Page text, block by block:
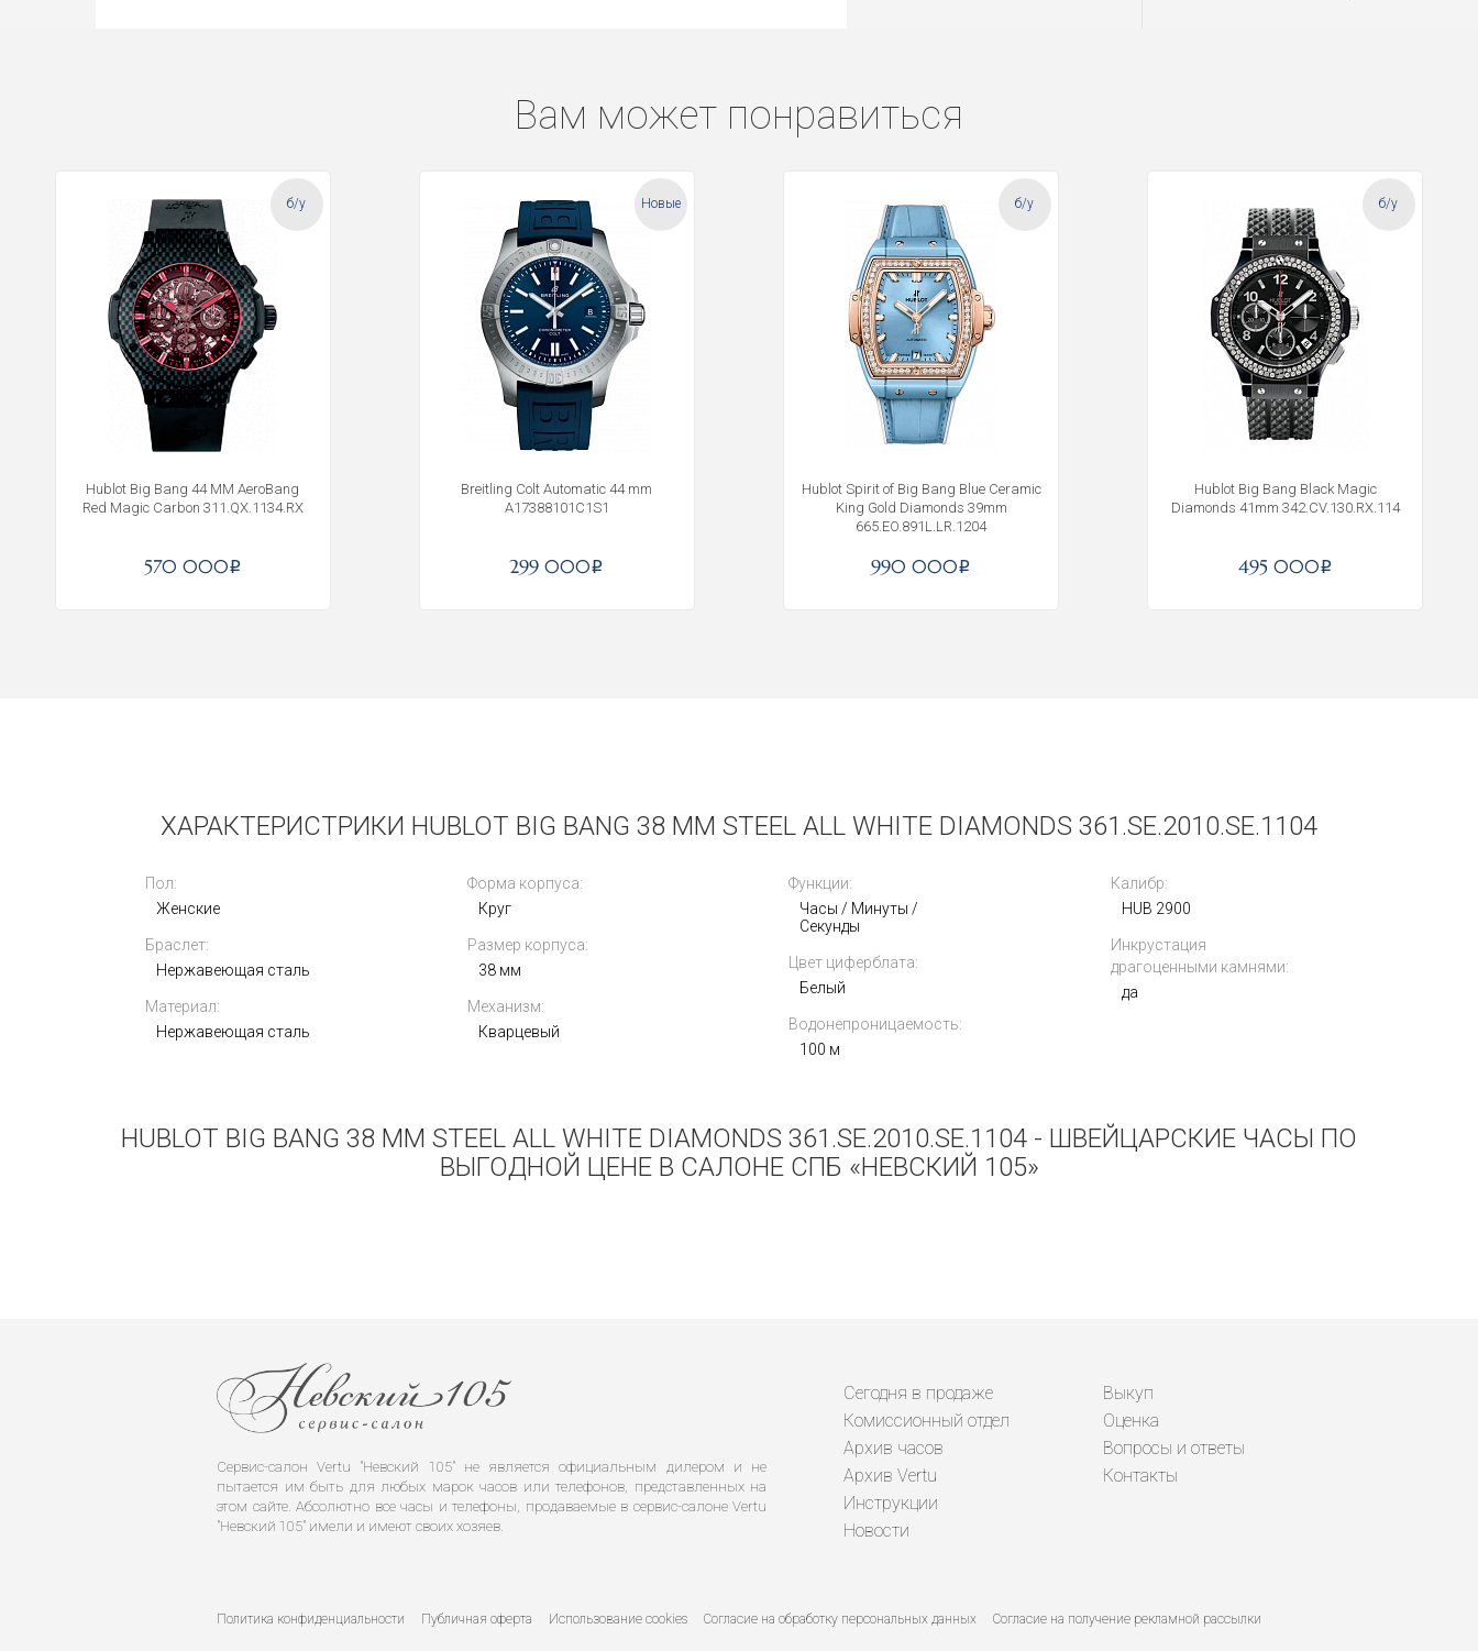
Вам может понравиться
б/у
Hublot Big Bang 44 MM AeroBang
Red Magic Carbon 311.QX.1134.RX
570 000i
Новые
Breitling Colt Automatic 44 mm
A17388101C1S1
299 000i
б/у
Hublot Spirit of Big Bang Blue Ceramic
King Gold Diamonds 39mm
665.EO.891L.LR.1204
990 000i
б/у
Hublot Big Bang Black Magic
Diamonds 41mm 342.CV.130.RX.114
495 000i
Hublot Classic Fusion Aerofusion
Chronograph 45mm SKA GAGARIN
1 290 000i
ХАРАКТЕРИСТРИКИ HUBLOT BIG BANG 38 MM STEEL ALL WHITE DIAMONDS 361.SE.2010.SE.1104
Пол:
Женские
Браслет:
Нержавеющая сталь
Материал:
Нержавеющая сталь
Форма корпуса:
Круг
Размер корпуса:
38 мм
Механизм:
Кварцевый
Функции:
Часы / Минуты /
Секунды
Цвет циферблата:
Белый
Водонепроницаемость:
100 м
Калибр:
HUB 2900
Инкрустация
драгоценными камнями:
да
HUBLOT BIG BANG 38 MM STEEL ALL WHITE DIAMONDS 361.SE.2010.SE.1104 - ШВЕЙЦАРСКИЕ ЧАСЫ ПО
ВЫГОДНОЙ ЦЕНЕ В САЛОНЕ СПБ «НЕВСКИЙ 105»
Сервис-салон Vertu "Невский 105" не является официальным дилером и не
пытается им быть для любых марок часов или телефонов, представленных на
этом сайте. Абсолютно все часы и телефоны, продаваемые в сервис-салоне Vertu
"Невский 105" имели и имеют своих хозяев.
Сегодня в продаже
Комиссионный отдел
Архив часов
Архив Vertu
Инструкции
Новости
Выкуп
Оценка
Вопросы и ответы
Контакты
Политика конфиденциальности Публичная оферта Использование cookies Согласие на обработку персональных данных Согласие на получение рекламной рассылки
Получать на почту